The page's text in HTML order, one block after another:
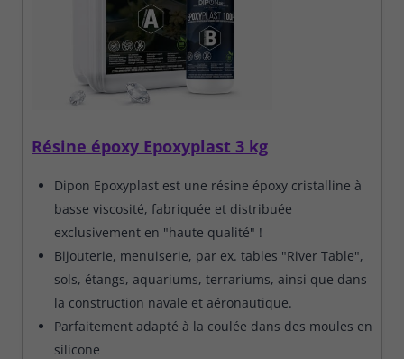
Résine époxy Epoxyplast 3 kg
Dipon Epoxyplast est une résine époxy cristalline à
basse viscosité, fabriquée et distribuée
exclusivement en "haute qualité" !
Bijouterie, menuiserie, par ex. tables "River Table",
sols, étangs, aquariums, terrariums, ainsi que dans
la construction navale et aéronautique.
Parfaitement adapté à la coulée dans des moules en
silicone